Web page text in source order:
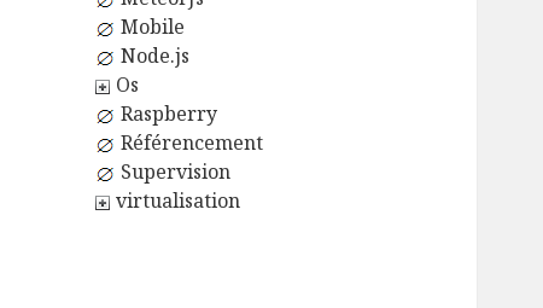
Mobile
Node.js
Os
Raspberry
Référencement
Supervision
virtualisation